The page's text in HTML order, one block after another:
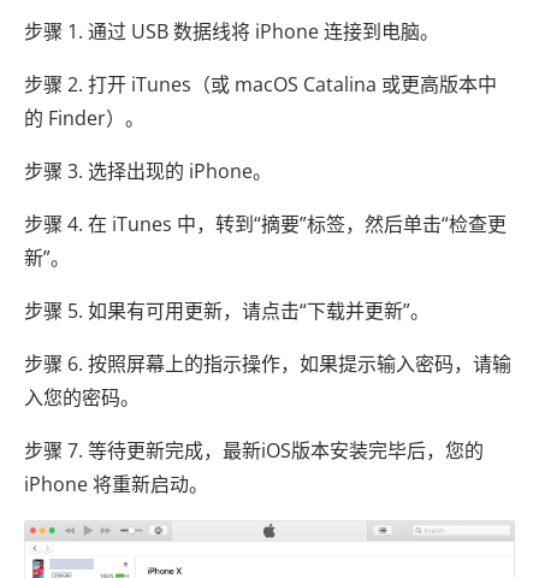
步骤 1. 通过 USB 数据线将 iPhone 连接到电脑。
步骤 2. 打开 iTunes（或 macOS Catalina 或更高版本中
的 Finder）。
步骤 3. 选择出现的 iPhone。
步骤 4. 在 iTunes 中，转到“摘要”标签，然后单击“检查更
新”。
步骤 5. 如果有可用更新，请点击“下载并更新”。
步骤 6. 按照屏幕上的指示操作，如果提示输入密码，请输
入您的密码。
步骤 7. 等待更新完成，最新iOS版本安装完毕后，您的
iPhone 将重新启动。